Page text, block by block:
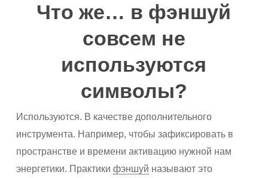
Что же… в фэншуй
совсем не
используются
символы?
Используются. В качестве дополнительного
инструмента. Например, чтобы зафиксировать в
пространстве и времени активацию нужной нам
энергетики. Практики фэншуй называют это